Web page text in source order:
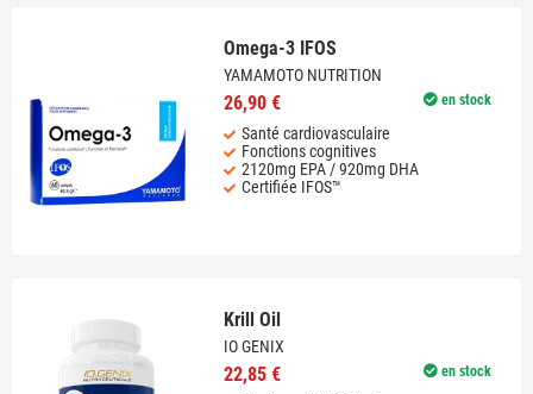
Omega-3 IFOS
YAMAMOTO NUTRITION
en stock
26,90 €
Santé cardiovasculaire
Fonctions cognitives
2120mg EPA / 920mg DHA
Certifiée IFOS™
Krill Oil
IO GENIX
en stock
22,85 €